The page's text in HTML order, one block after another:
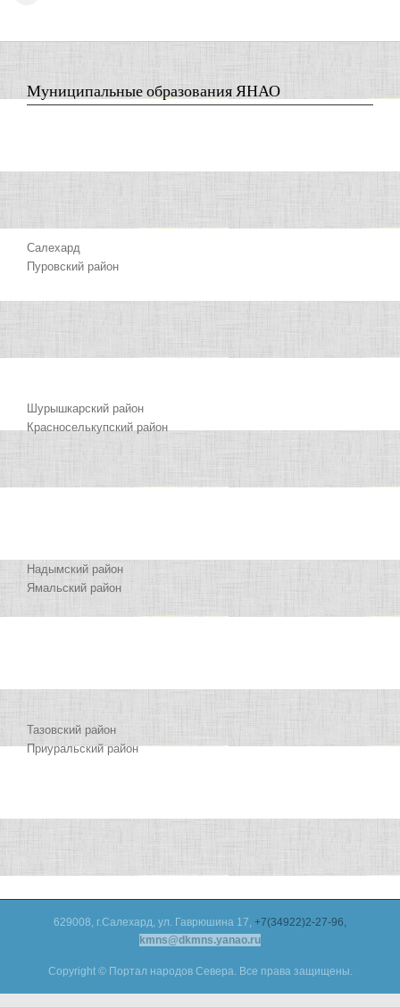
Муниципальные образования ЯНАО
Салехард
Пуровский район
Шурышкарский район
Красноселькупский район
Надымский район
Ямальский район
Тазовский район
Приуральский район
629008, г.Салехард, ул. Гаврюшина 17, +7(34922)2-27-96,
kmns@dkmns.yanao.ru
Copyright © Портал народов Севера. Все права защищены.